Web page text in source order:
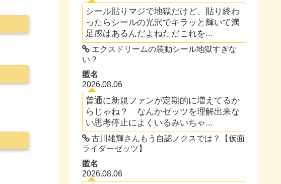
シール貼りマジで地獄だけど、貼り終わ
ったらシールの光沢でキラッと輝いて満
足感はあるんだよねただこれを...
エクスドリームの装動シール地獄すぎな
い？
匿名
2026.08.06
普通に新規ファンが定期的に増えてるか
らじゃね？ なんかゼッツを理解出来な
い思考停止によくいるみいちゃ...
古川雄輝さんもう自認ノクスでは？【仮面
ライダーゼッツ】
匿名
2026.08.06